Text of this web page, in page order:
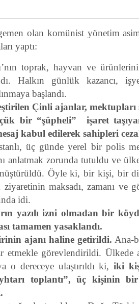
olan komünist yönetim
yaptı:
toprak, hayvan ve
Halkın günlük kazancı,
başlandı.
Çinli ajanlar, mektupları
bir “şüpheli” işaret
kabul edilerek sahipleri
üç günde yerel bir polis
anlatmak zorunda tutuldu ve
Öyle ki, bir kişi, bir
maksadı, zamanı ve
idi.
yazılı izni olmadan bir
tamamen yasaklandı.
ajanı haline getirildi. Ana-
etmekle görevlendirildi.
o dereceye ulaştırıldı ki, iki
toplantı”, üç kişinin